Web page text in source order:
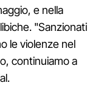
e nella
"Sanzionati
le violenze nel
continuiamo a